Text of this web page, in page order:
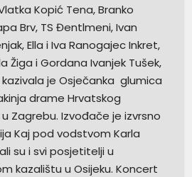
Kopić Tena, Branko
Brv, TS Đentlmeni, Ivan
Ella i Iva Ranogajec Inkret,
Žiga i Gordana Ivanjek Tušek,
je Osječanka glumica
drame Hrvatskog
Zagrebu. Izvođače je izvrsno
Kaj pod vodstvom Karla
su i svi posjetitelji u
kazalištu u Osijeku. Koncert